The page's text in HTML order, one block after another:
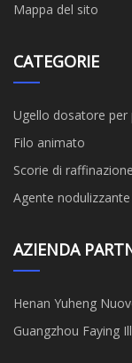
Mappa del sito
CATEGORIE
Ugello dosatore per
Filo animato
Scorie di raffinazione
Agente nodulizzante
AZIENDA
Henan Yuheng
refrattario Co., Ltd.
Guangzhou Faying Illuminazione